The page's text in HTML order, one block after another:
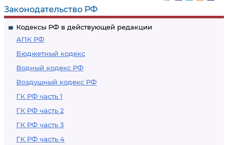
Законодательство РФ
Кодексы РФ в действующей редакции
АПК РФ
Бюджетный кодекс
Водный кодекс РФ
Воздушный кодекс РФ
ГК РФ часть 1
ГК РФ часть 2
ГК РФ часть 3
ГК РФ часть 4